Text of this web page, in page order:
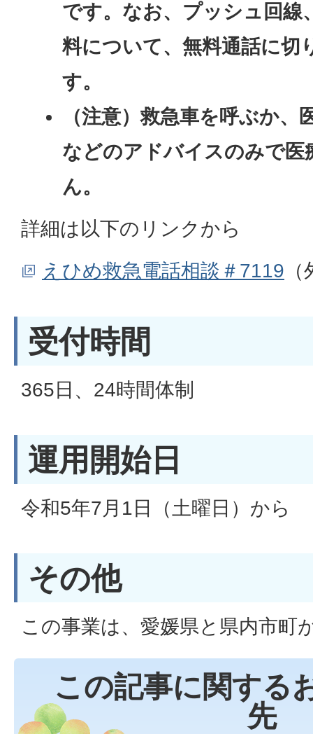
です。なお、プッシュ回線
料について、無料通話に切
す。
（注意）救急車を呼ぶか
などのアドバイスのみで医
ん。
詳細は以下のリンクから
えひめ救急電話相談＃7119
受付時間
365日、24時間体制
運用開始日
令和5年7月1日（土曜日）から
その他
この事業は、愛媛県と県内市町
この記事に関する
先